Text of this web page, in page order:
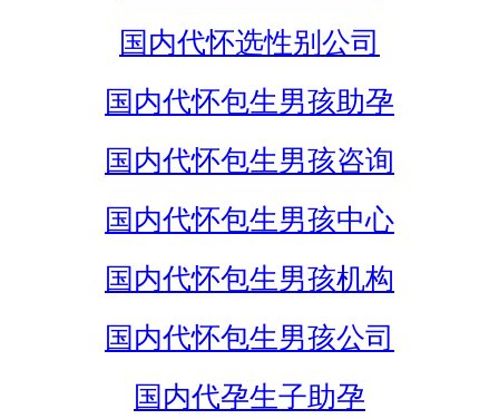
国内代怀选性别公司
国内代怀包生男孩助孕
国内代怀包生男孩咨询
国内代怀包生男孩中心
国内代怀包生男孩机构
国内代怀包生男孩公司
国内代孕生子助孕